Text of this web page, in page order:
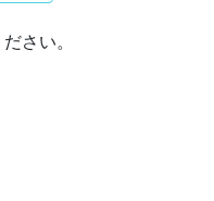
さい。